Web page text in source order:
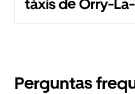
táxis de Orry-
Perguntas